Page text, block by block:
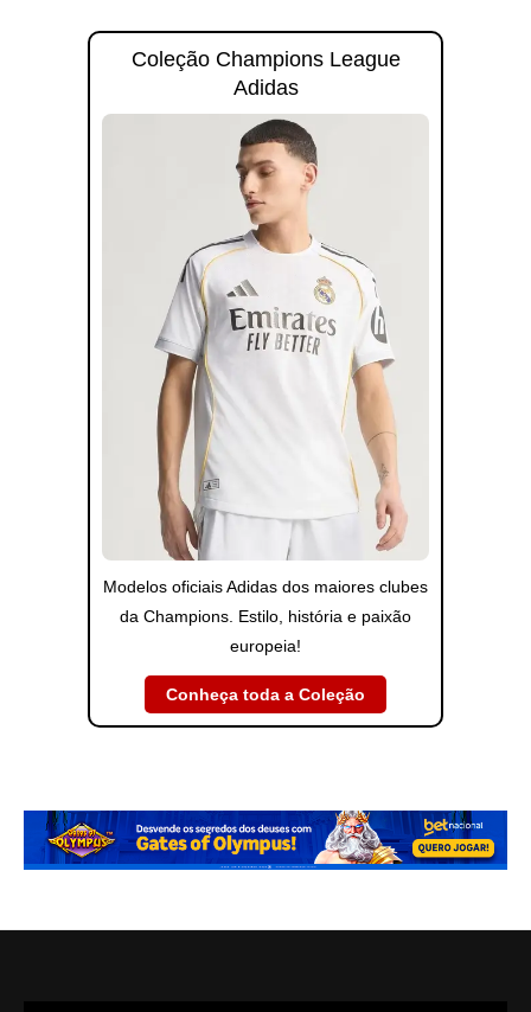
Coleção Champions League
Adidas
Modelos oficiais Adidas dos maiores clubes
da Champions. Estilo, história e paixão
europeia!
Conheça toda a Coleção